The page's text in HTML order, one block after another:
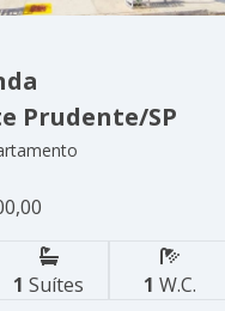
Prudente/SP
1 Suítes 1 W.C.